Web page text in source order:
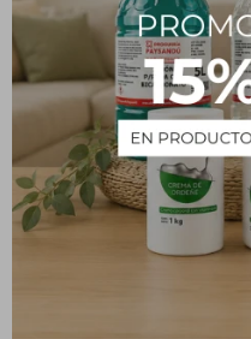
Xilol 1 L - Uso comercial
377